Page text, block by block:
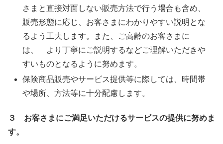
さまと直接対面しない販売方法で行う場合も含め、
販売形態に応じ、お客さまにわかりやすい説明とな
るよう工夫します。また、ご高齢のお客さまに
は、 より丁寧にご説明するなどご理解いただきや
すいものとなるように努めます。
保険商品販売やサービス提供等に際しては、時間帯
や場所、方法等に十分配慮します。
３
お客さまにご満足いただけるサービスの提供に努めま
す。